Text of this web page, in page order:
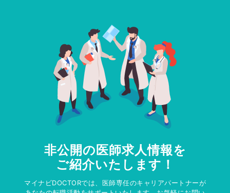
非公開の医師求人情報を
ご紹介いたします！
マイナビDOCTORでは、医師専任のキャリアパートナーが